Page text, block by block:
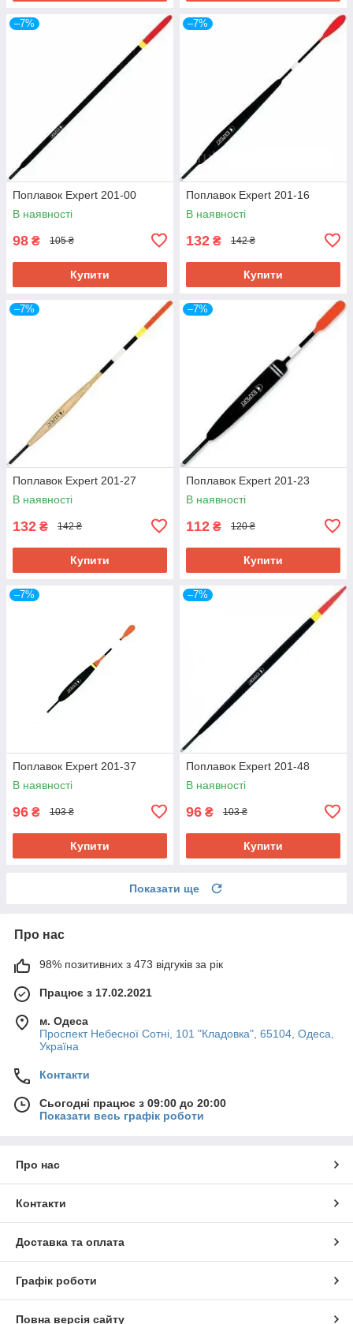
–7%
Поплавок Expert 201-00
В наявності
98 ₴ 105 ₴
Купити
–7%
Поплавок Expert 201-16
В наявності
132 ₴ 142 ₴
Купити
–7%
Поплавок Expert 201-27
В наявності
132 ₴ 142 ₴
Купити
–7%
Поплавок Expert 201-23
В наявності
112 ₴ 120 ₴
Купити
–7%
Поплавок Expert 201-37
В наявності
96 ₴ 103 ₴
Купити
–7%
Поплавок Expert 201-48
В наявності
96 ₴ 103 ₴
Купити
Показати ще
Про нас
98% позитивних з 473 відгуків за рік
Працює з 17.02.2021
м. Одеса
Проспект Небесної Сотні, 101 "Кладовка", 65104, Одеса,
Україна
Контакти
Сьогодні працює з 09:00 до 20:00
Показати весь графік роботи
Про нас
Контакти
Доставка та оплата
Графік роботи
Повна версія сайту